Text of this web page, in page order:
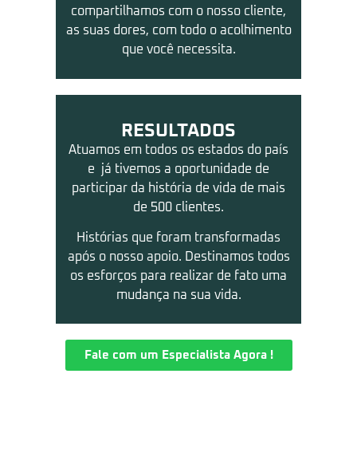
compartilhamos com o nosso cliente,
as suas dores, com todo o acolhimento
que você necessita.
RESULTADOS
Atuamos em todos os estados do país
e já tivemos a oportunidade de
participar da história de vida de mais
de 500 clientes.
Histórias que foram transformadas
após o nosso apoio. Destinamos todos
os esforços para realizar de fato uma
mudança na sua vida.
Fale com um Especialista Agora !